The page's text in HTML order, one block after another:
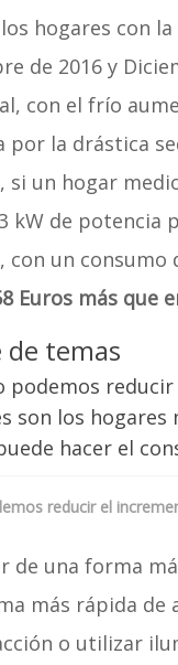
hogares con
de 2016 y
con el frío
por la drástica
si un hogar
kW de potencia
con un consumo
Euros más que
de temas
podemos
son los hogares
hacer el
reducir el
de una forma
más rápida de
o utilizar